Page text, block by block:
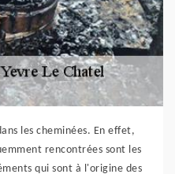
les cheminées. En effet,
rencontrées sont les
qui sont à l'origine des